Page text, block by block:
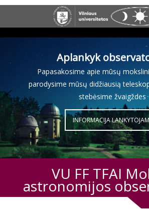
Aplankyk
Papasakosime apie mūsų
parodysime mūsų didžiausią
stebėsime žvaigždes
INFORMACIJA
VU FF TFAI
astronomijos